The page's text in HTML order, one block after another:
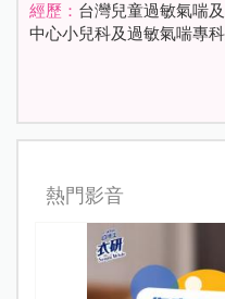
經歷： 台灣兒童過敏氣喘
中心小兒科及過敏氣喘專
熱門影音